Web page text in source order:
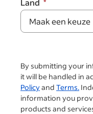
By submitting your
it will be handled in
Policyand Terms.
information you
products and